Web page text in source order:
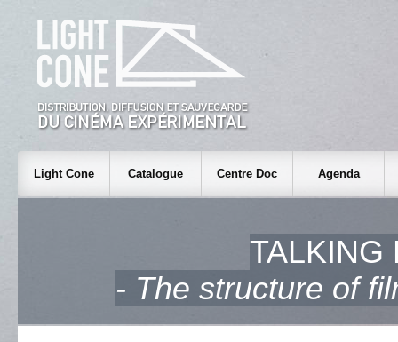
Light Cone Catalogue Centre Doc Agenda
TALKING
- The structure of